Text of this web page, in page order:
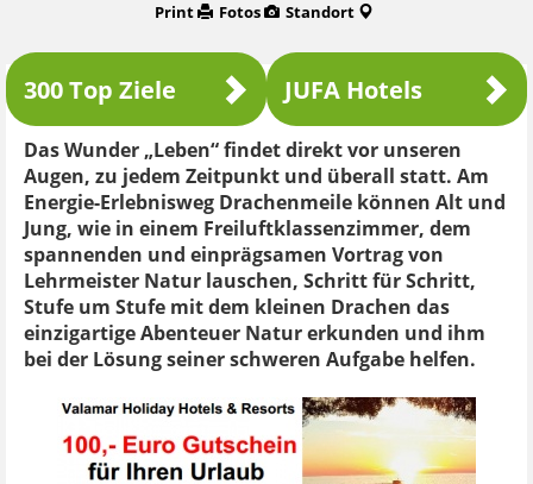
Print
Fotos Standort
300 Top Ziele JUFA Hotels
Das Wunder „Leben“ findet direkt vor unseren
Augen, zu jedem Zeitpunkt und überall statt. Am
Energie-Erlebnisweg Drachenmeile können Alt und
Jung, wie in einem Freiluftklassenzimmer, dem
spannenden und einprägsamen Vortrag von
Lehrmeister Natur lauschen, Schritt für Schritt,
Stufe um Stufe mit dem kleinen Drachen das
einzigartige Abenteuer Natur erkunden und ihm
bei der Lösung seiner schweren Aufgabe helfen.